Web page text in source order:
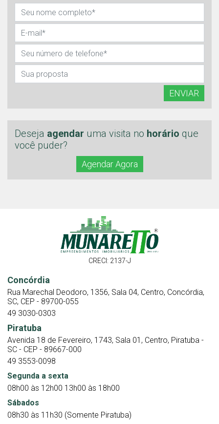
ENVIAR
Deseja agendar uma visita no horário que
você puder?
Agendar Agora
CRECI: 2137-J
Concórdia
Rua Marechal Deodoro, 1356, Sala 04, Centro, Concórdia,
SC, CEP - 89700-055
49 3030-0303
Piratuba
Avenida 18 de Fevereiro, 1743, Sala 01, Centro, Piratuba -
SC - CEP - 89667-000
49 3553-0098
Segunda a sexta
08h00 às 12h00 13h00 às 18h00
Sábados
08h30 às 11h30 (Somente Piratuba)